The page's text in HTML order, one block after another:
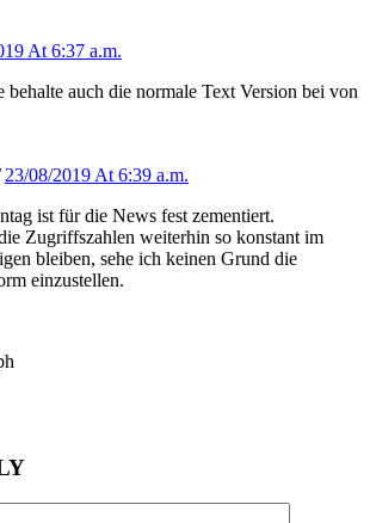
At 6:37 a.m.
behalte auch die normale Text Version bei von
23/08/2019 At 6:39 a.m.
ist für die News fest zementiert.
Zugriffszahlen weiterhin so konstant im
bleiben, sehe ich keinen Grund die
einzustellen.